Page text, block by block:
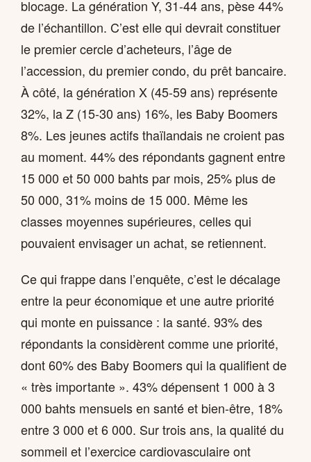
blocage. La génération Y, 31-44 ans, pèse 44%
de l’échantillon. C’est elle qui devrait constituer
le premier cercle d’acheteurs, l’âge de
l’accession, du premier condo, du prêt bancaire.
À côté, la génération X (45-59 ans) représente
32%, la Z (15-30 ans) 16%, les Baby Boomers
8%. Les jeunes actifs thaïlandais ne croient pas
au moment. 44% des répondants gagnent entre
15 000 et 50 000 bahts par mois, 25% plus de
50 000, 31% moins de 15 000. Même les
classes moyennes supérieures, celles qui
pouvaient envisager un achat, se retiennent.
Ce qui frappe dans l’enquête, c’est le décalage
entre la peur économique et une autre priorité
qui monte en puissance : la santé. 93% des
répondants la considèrent comme une priorité,
dont 60% des Baby Boomers qui la qualifient de
« très importante ». 43% dépensent 1 000 à 3
000 bahts mensuels en santé et bien-être, 18%
entre 3 000 et 6 000. Sur trois ans, la qualité du
sommeil et l’exercice cardiovasculaire ont